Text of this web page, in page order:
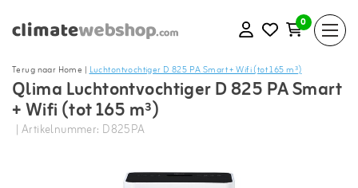
0
Terug naar Home |Luchtontvochtiger D 825 PA Smart + Wifi (tot 165 m³)
Qlima Luchtontvochtiger D 825 PA Smart
+ Wifi (tot 165 m³)
| Artikelnummer: D825PA